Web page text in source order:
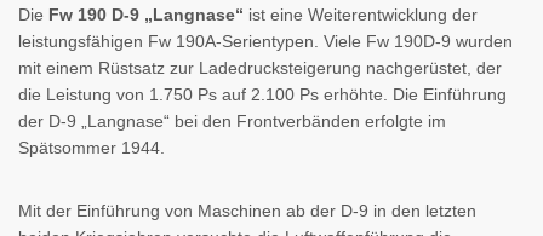
Die Fw 190 D-9 „Langnase“ ist eine Weiterentwicklung der
leistungsfähigen Fw 190A-Serientypen. Viele Fw 190D-9 wurden
mit einem Rüstsatz zur Ladedrucksteigerung nachgerüstet, der
die Leistung von 1.750 Ps auf 2.100 Ps erhöhte. Die Einführung
der D-9 „Langnase“ bei den Frontverbänden erfolgte im
Spätsommer 1944.
Mit der Einführung von Maschinen ab der D-9 in den letzten